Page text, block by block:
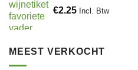
€2.25 Incl. Btw
MEEST VERKOCHT